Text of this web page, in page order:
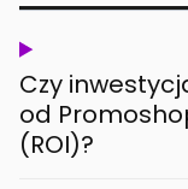
Czy
od
(ROI)?